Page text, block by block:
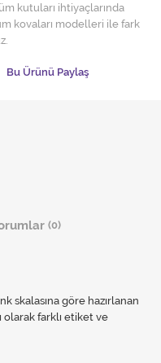
kutuları ihtiyaçlarında
kovaları modelleri ile fark
Bu Ürünü Paylaş
(0)
skalasına göre hazırlanan
olarak farklı etiket ve